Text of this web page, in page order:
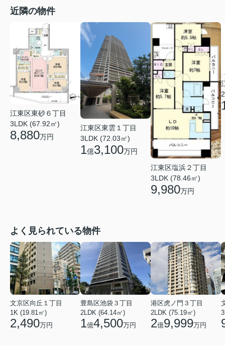
近隣の物件
江東区東砂６丁目
3LDK (67.92㎡)
8,880万円
江東区東雲１丁目
3LDK (72.03㎡)
1億3,100万円
江東区塩浜２丁目
3LDK (78.46㎡)
9,980万円
よく見られている物件
文京区向丘１丁目
1K (19.81㎡)
2,490万円
豊島区池袋３丁目
2LDK (64.14㎡)
1億4,500万円
港区虎ノ門３丁目
2LDK (75.19㎡)
2億9,999万円